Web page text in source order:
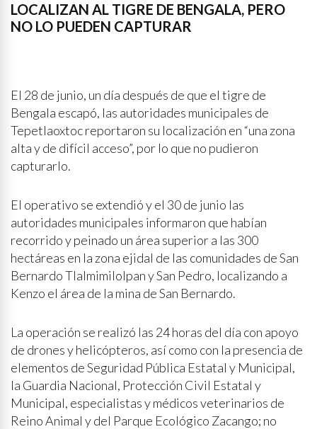
LOCALIZAN AL TIGRE DE BENGALA, PERO
NO LO PUEDEN CAPTURAR
El 28 de junio, un día después de que el tigre de
Bengala escapó, las autoridades municipales de
Tepetlaoxtoc reportaron su localización en “una zona
alta y de difícil acceso”, por lo que no pudieron
capturarlo.
El operativo se extendió y el 30 de junio las
autoridades municipales informaron que habían
recorrido y peinado un área superior a las 300
hectáreas en la zona ejidal de las comunidades de San
Bernardo Tlalmimilolpan y San Pedro, localizando a
Kenzo el área de la mina de San Bernardo.
La operación se realizó las 24 horas del día con apoyo
de drones y helicópteros, así como con la presencia de
elementos de Seguridad Pública Estatal y Municipal,
la Guardia Nacional, Protección Civil Estatal y
Municipal, especialistas y médicos veterinarios de
Reino Animal y del Parque Ecológico Zacango; no